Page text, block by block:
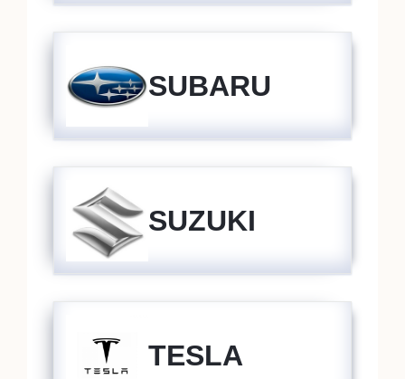
SUBARU
SUZUKI
TESLA